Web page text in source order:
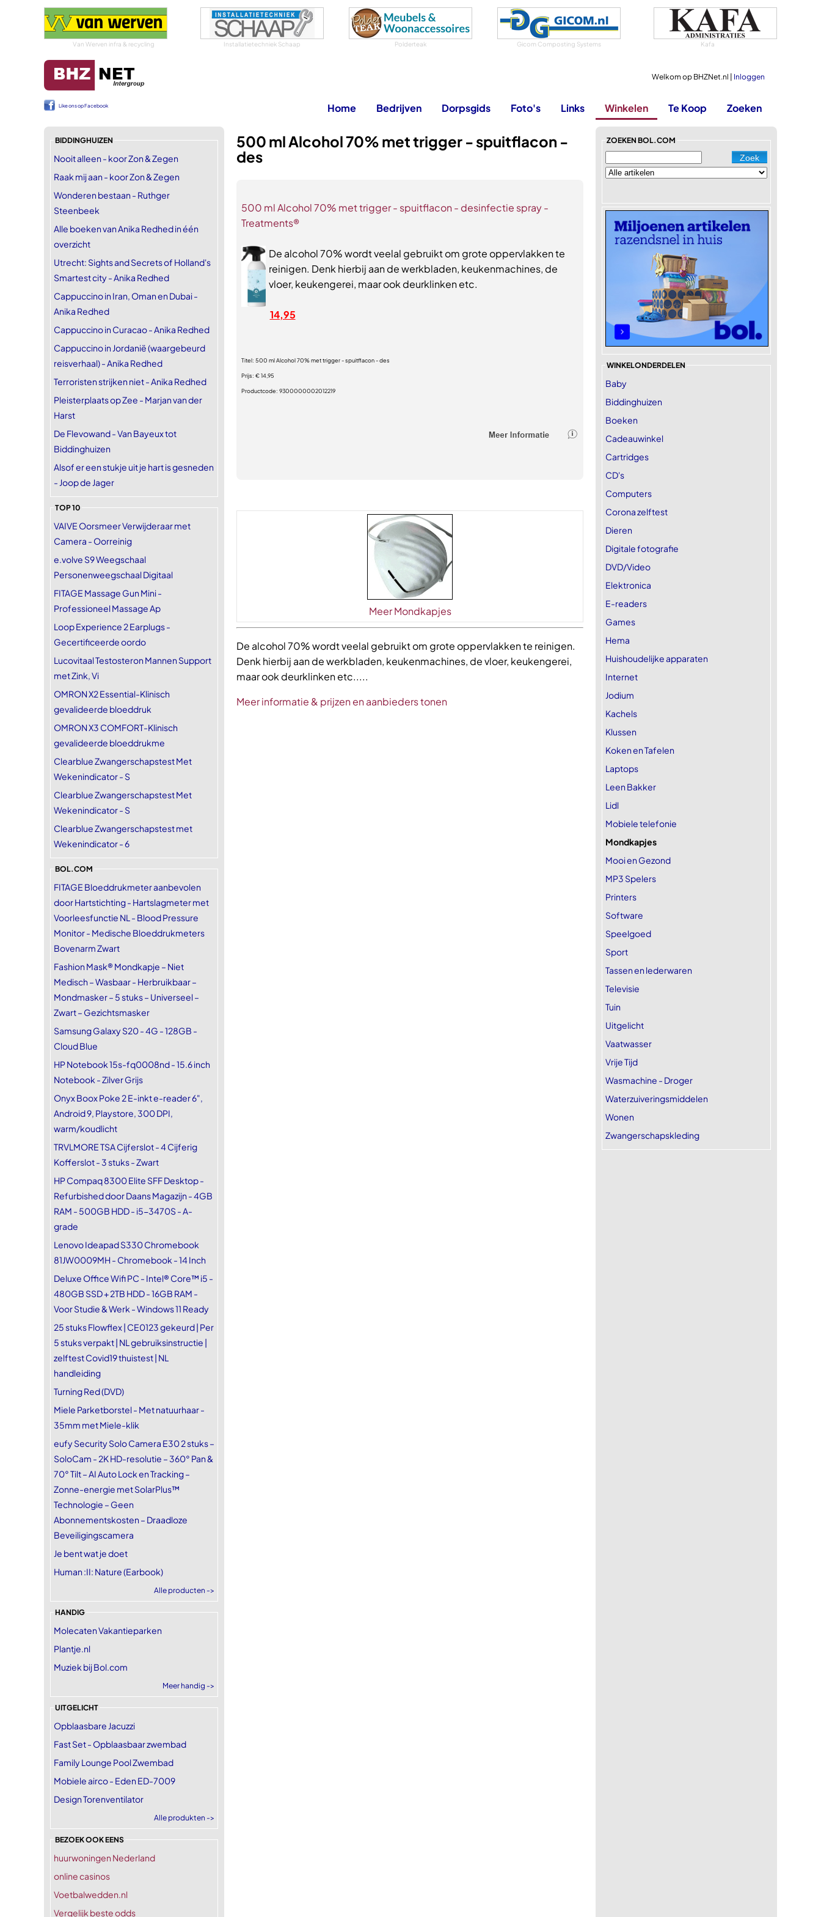
Van Werven infra & recycling Installatietechniek Schaap Polderteak Gicom Composting Systems Kafa
Welkom op BHZNet.nl | Inloggen
Like ons op Facebook Home Bedrijven Dorpsgids Foto's Links Winkelen Te Koop Zoeken
BIDDINGHUIZEN
Nooit alleen - koor Zon & Zegen
Raak mij aan - koor Zon & Zegen
Wonderen bestaan - Ruthger
Steenbeek
Alle boeken van Anika Redhed in één
overzicht
Utrecht: Sights and Secrets of Holland's
Smartest city - Anika Redhed
Cappuccino in Iran, Oman en Dubai -
Anika Redhed
Cappuccino in Curacao - Anika Redhed
Cappuccino in Jordanië (waargebeurd
reisverhaal) - Anika Redhed
Terroristen strijken niet - Anika Redhed
Pleisterplaats op Zee - Marjan van der
Harst
De Flevowand - Van Bayeux tot
Biddinghuizen
Alsof er een stukje uit je hart is gesneden
- Joop de Jager
TOP 10
VAIVE Oorsmeer Verwijderaar met
Camera - Oorreinig
e.volve S9 Weegschaal
Personenweegschaal Digitaal
FITAGE Massage Gun Mini -
Professioneel Massage Ap
Loop Experience 2 Earplugs -
Gecertificeerde oordo
Lucovitaal Testosteron Mannen Support
met Zink, Vi
OMRON X2 Essential-Klinisch
gevalideerde bloeddruk
OMRON X3 COMFORT-Klinisch
gevalideerde bloeddrukme
Clearblue Zwangerschapstest Met
Wekenindicator - S
Clearblue Zwangerschapstest Met
Wekenindicator - S
Clearblue Zwangerschapstest met
Wekenindicator - 6
BOL.COM
FITAGE Bloeddrukmeter aanbevolen
door Hartstichting - Hartslagmeter met
Voorleesfunctie NL - Blood Pressure
Monitor - Medische Bloeddrukmeters
Bovenarm Zwart
Fashion Mask® Mondkapje – Niet
Medisch – Wasbaar - Herbruikbaar –
Mondmasker – 5 stuks – Universeel –
Zwart – Gezichtsmasker
Samsung Galaxy S20 - 4G - 128GB -
Cloud Blue
HP Notebook 15s-fq0008nd - 15.6 inch
Notebook - Zilver Grijs
Onyx Boox Poke 2 E-inkt e-reader 6",
Android 9, Playstore, 300 DPI,
warm/koudlicht
TRVLMORE TSA Cijferslot - 4 Cijferig
Kofferslot - 3 stuks - Zwart
HP Compaq 8300 Elite SFF Desktop -
Refurbished door Daans Magazijn - 4GB
RAM - 500GB HDD - i5-3470S - A-
grade
Lenovo Ideapad S330 Chromebook
81JW0009MH - Chromebook - 14 Inch
Deluxe Office Wifi PC - Intel® Core™ i5 -
480GB SSD + 2TB HDD - 16GB RAM -
Voor Studie & Werk - Windows 11 Ready
25 stuks Flowflex | CE0123 gekeurd | Per
5 stuks verpakt | NL gebruiksinstructie |
zelftest Covid19 thuistest | NL
handleiding
Turning Red (DVD)
Miele Parketborstel - Met natuurhaar -
35mm met Miele-klik
eufy Security Solo Camera E30 2 stuks –
SoloCam - 2K HD-resolutie – 360° Pan &
70° Tilt – AI Auto Lock en Tracking –
Zonne-energie met SolarPlus™
Technologie – Geen
Abonnementskosten – Draadloze
Beveiligingscamera
Je bent wat je doet
Human :II: Nature (Earbook)
Alle producten ->
HANDIG
Molecaten Vakantieparken
Plantje.nl
Muziek bij Bol.com
Meer handig ->
UITGELICHT
Opblaasbare Jacuzzi
Fast Set - Opblaasbaar zwembad
Family Lounge Pool Zwembad
Mobiele airco - Eden ED-7009
Design Torenventilator
Alle produkten ->
BEZOEK OOK EENS
huurwoningen Nederland
online casinos
Voetbalwedden.nl
Vergelijk beste odds
500 ml Alcohol 70% met trigger - spuitflacon -
des
500 ml Alcohol 70% met trigger - spuitflacon - desinfectie spray -
Treatments®
De alcohol 70% wordt veelal gebruikt om grote oppervlakken te
reinigen. Denk hierbij aan de werkbladen, keukenmachines, de
vloer, keukengerei, maar ook deurklinken etc.
14,95
Titel: 500 ml Alcohol 70% met trigger - spuitflacon - des
Prijs: € 14,95
Productcode: 9300000002012219
Meer Mondkapjes
De alcohol 70% wordt veelal gebruikt om grote oppervlakken te reinigen.
Denk hierbij aan de werkbladen, keukenmachines, de vloer, keukengerei,
maar ook deurklinken etc.....
Meer informatie & prijzen en aanbieders tonen
ZOEKEN BOL.COM
WINKELONDERDELEN
Baby
Biddinghuizen
Boeken
Cadeauwinkel
Cartridges
CD's
Computers
Corona zelftest
Dieren
Digitale fotografie
DVD/Video
Elektronica
E-readers
Games
Hema
Huishoudelijke apparaten
Internet
Jodium
Kachels
Klussen
Koken en Tafelen
Laptops
Leen Bakker
Lidl
Mobiele telefonie
Mondkapjes
Mooi en Gezond
MP3 Spelers
Printers
Software
Speelgoed
Sport
Tassen en lederwaren
Televisie
Tuin
Uitgelicht
Vaatwasser
Vrije Tijd
Wasmachine - Droger
Waterzuiveringsmiddelen
Wonen
Zwangerschapskleding